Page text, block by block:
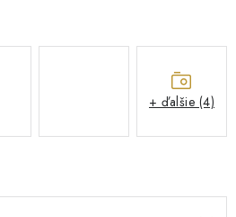
+ ďalšie (4)